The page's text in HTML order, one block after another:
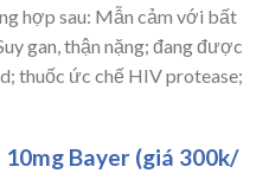
hợp sau: Mẫn cảm với bất
gan, thận nặng; đang được
thuốc ức chế HIV protease;
Bayer (giá 300k/